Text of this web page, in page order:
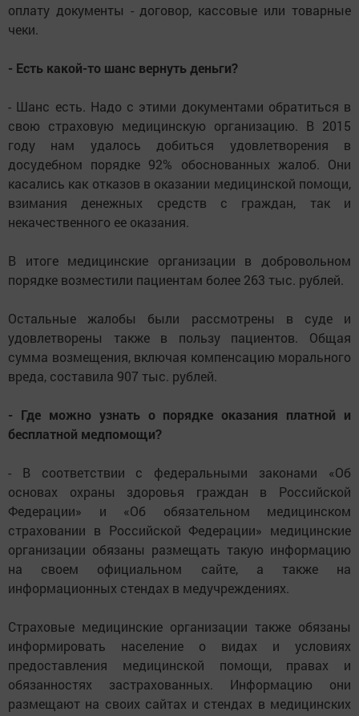
оплату документы - договор, кассовые или товарные
чеки.
- Есть какой-то шанс вернуть деньги?
- Шанс есть. Надо с этими документами обратиться в
свою страховую медицинскую организацию. В 2015
году нам удалось добиться удовлетворения в
досудебном порядке 92% обоснованных жалоб. Они
касались как отказов в оказании медицинской помощи,
взимания денежных средств с граждан, так и
некачественного ее оказания.
В итоге медицинские организации в добровольном
порядке возместили пациентам более 263 тыс. рублей.
Остальные жалобы были рассмотрены в суде и
удовлетворены также в пользу пациентов. Общая
сумма возмещения, включая компенсацию морального
вреда, составила 907 тыс. рублей.
- Где можно узнать о порядке оказания платной и
бесплатной медпомощи?
- В соответствии с федеральными законами «Об
основах охраны здоровья граждан в Российской
Федерации» и «Об обязательном медицинском
страховании в Российской Федерации» медицинские
организации обязаны размещать такую информацию
на своем официальном сайте, а также на
информационных стендах в медучреждениях.
Страховые медицинские организации также обязаны
информировать население о видах и условиях
предоставления медицинской помощи, правах и
обязанностях застрахованных. Информацию они
размещают на своих сайтах и стендах в медицинских